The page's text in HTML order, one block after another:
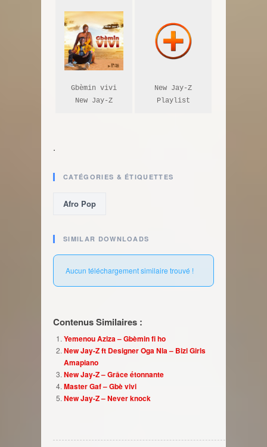
Gbèmin vivi
New Jay-Z
New Jay-Z
Playlist
.
CATÉGORIES & ÉTIQUETTES
Afro Pop
SIMILAR DOWNLOADS
Aucun téléchargement similaire trouvé !
Contenus Similaires :
Yemenou Aziza – Gbèmin fi ho
New Jay-Z ft Designer Oga Nla – Bizi Girls
Amapiano
New Jay-Z – Grâce étonnante
Master Gaf – Gbè vivi
New Jay-Z – Never knock